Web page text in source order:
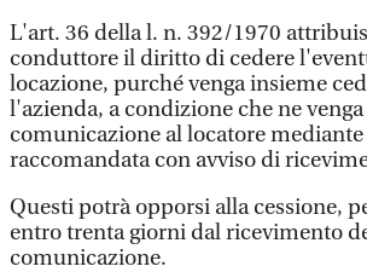
L'art. 36 della l. n. 392/1970
conduttore il diritto di cedere
locazione, purché venga insieme
l'azienda, a condizione che ne
comunicazione al locatore
raccomandata con avviso di
Questi potrà opporsi alla cessione,
entro trenta giorni dal ricevimento
comunicazione.